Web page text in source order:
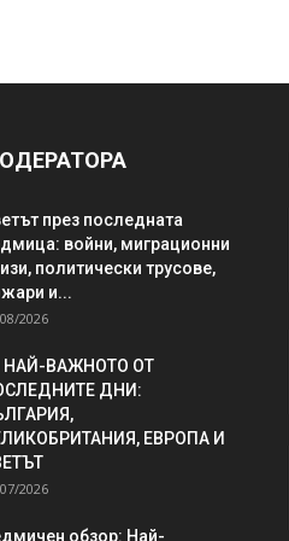
през последната
войни, миграционни
политически трусове,
и...
2026
НАЙ-ВАЖНОТО ОТ
ДНИ:
ЕВРОПА И
2026
обзор: Най-